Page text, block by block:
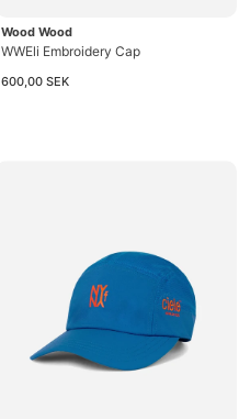
Wood Wood
WWEli Embroidery Cap
600,00 SEK